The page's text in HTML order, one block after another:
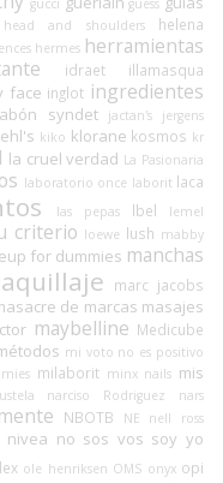
head and shoulders
helena
hermes herramientas
idraet illamasqua
face inglot ingredientes
syndet jactan's jergens
kiko klorane kosmos kr
la cruel verdad La Pasionaria
laboratorio once laborit laca
las pepas lbel lemel
criterio loewe lush mabby
for dummies manchas
marc jacobs
de marcas masajes
maybelline Medicube
mi voto no es positivo
mies milaborit minx nails mis
narciso Rodriguez nars
NBOTB NE nell ross
nivea no sos vos soy yo
ole henriksen OMS onyx opi